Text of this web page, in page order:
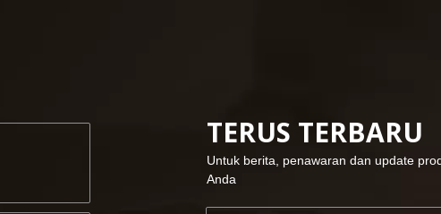
TERUS TERBARU
Untuk berita, penawaran dan update
Anda